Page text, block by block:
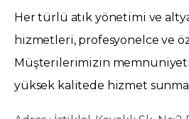
Her türlü atık yönetimi ve
hizmetleri, profesyonelce ve
Müşterilerimizin
yüksek kalitede hizmet